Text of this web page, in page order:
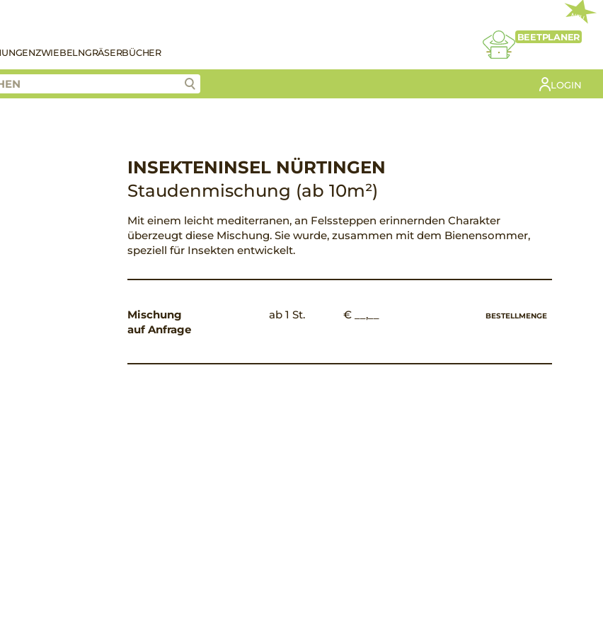
ZWIEBELNGRÄSERBÜCHER
NEU
BEETPLANER
LOGIN
INSEKTENINSEL NÜRTINGEN
Staudenmischung (ab 10m²)
Mit einem leicht mediterranen, an Felssteppen erinnernden Charakter
überzeugt diese Mischung. Sie wurde, zusammen mit dem Bienensommer,
speziell für Insekten entwickelt.
Mischung
auf Anfrage
ab 1 St. € __,__ BESTELLMENGE